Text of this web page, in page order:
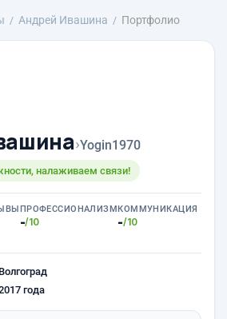
Андрей Ивашина Портфолио
›Yogin1970
налаживаем связи!
ПРОФЕССИОНАЛИЗМ
-/10
КОММУНИКАЦИЯ
-/10
Волгоград
года